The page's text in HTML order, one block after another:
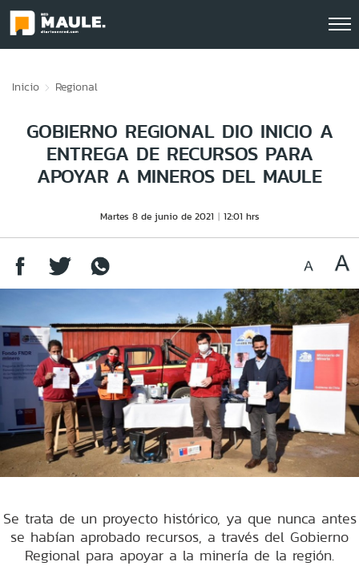
Inicio Regional
GOBIERNO REGIONAL DIO INICIO A
ENTREGA DE RECURSOS PARA
APOYAR A MINEROS DEL MAULE
Martes 8 de junio de 2021 12:01 hrs
Se trata de un proyecto histórico, ya que nunca antes
se habían aprobado recursos, a través del Gobierno
Regional para apoyar a la minería de la región.